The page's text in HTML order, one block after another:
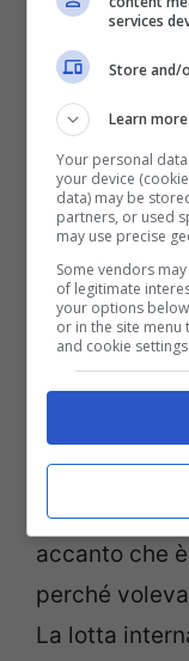
influito
della
Albersha poi
ma si irrita
accanto che
perché
La lotta
services
Store and/
Learn more
Your personal
your device
data) may be
partners, or used
may use precise
Some vendors
of legitimate
your options
or in the site
and cookie settings.